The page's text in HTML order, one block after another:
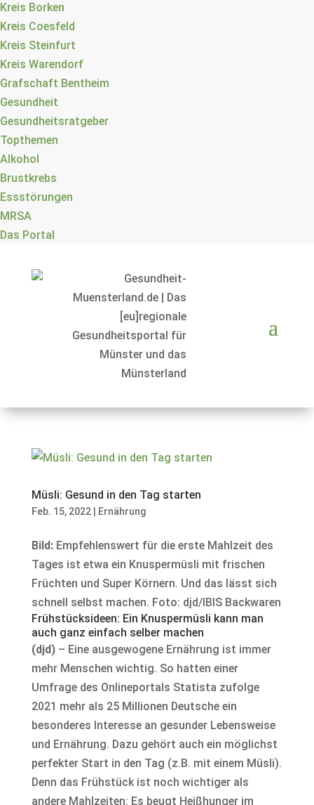
Kreis Borken
Kreis Coesfeld
Kreis Steinfurt
Kreis Warendorf
Grafschaft Bentheim
Gesundheit
Gesundheitsratgeber
Topthemen
Alkohol
Brustkrebs
Essstörungen
MRSA
Das Portal
Müsli: Gesund in den Tag starten
Feb. 15, 2022| Ernährung
Bild:Empfehlenswert für die erste Mahlzeit des
Tages ist etwa ein Knuspermüsli mit frischen
Früchten und Super Körnern. Und das lässt sich
schnell selbst machen. Foto: djd/IBIS Backwaren
Frühstücksideen: Ein Knuspermüsli kann man
auch ganz einfach selber machen
(djd)– Eine ausgewogene Ernährung ist immer
mehr Menschen wichtig. So hatten einer
Umfrage des Onlineportals Statista zufolge
2021 mehr als 25 Millionen Deutsche ein
besonderes Interesse an gesunder Lebensweise
und Ernährung. Dazu gehört auch ein möglichst
perfekter Start in den Tag (z.B. mit einem Müsli).
Denn das Frühstück ist noch wichtiger als
andere Mahlzeiten: Es beugt Heißhunger im